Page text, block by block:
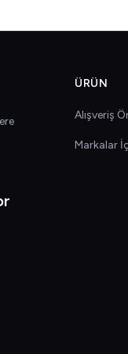
ÜRÜN
Alışveriş
Markalar